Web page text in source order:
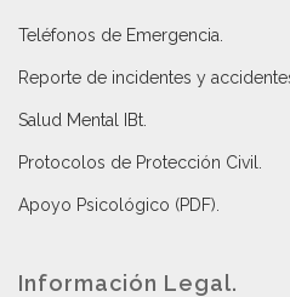
Teléfonos de Emergencia.
Reporte de incidentes y
Salud Mental IBt
Protocolos de Protección Civil
Apoyo Psicológico (PDF)
Información Legal.